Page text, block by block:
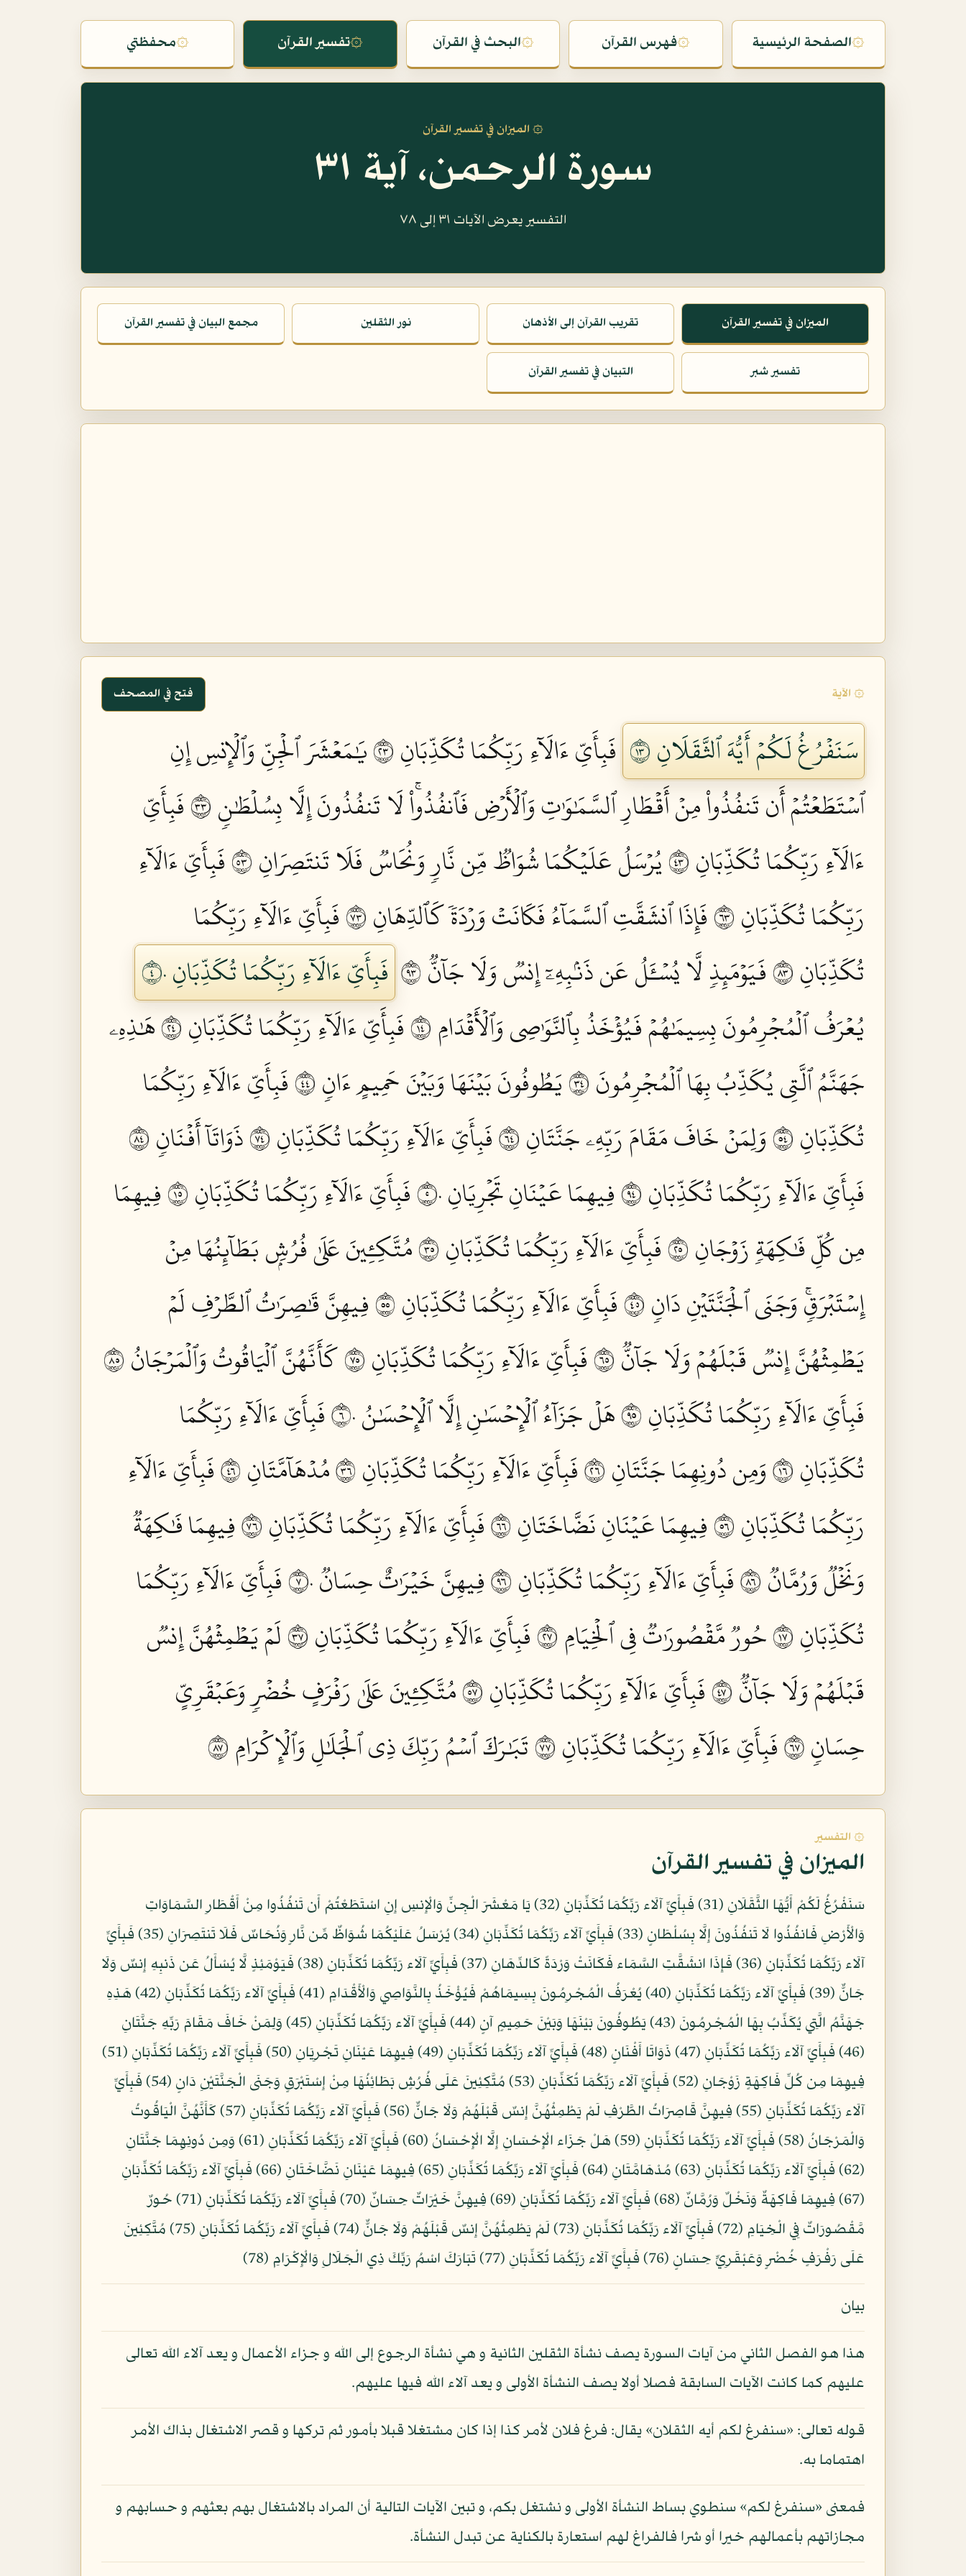
۞الصفحة الرئيسية ۞فهرس القرآن ۞البحث في القرآن ۞تفسير القرآن ۞محفظتي
۞ الميزان في تفسير القرآن
سورة الرحمن، آية ٣١
التفسير يعرض الآيات ٣١ إلى ٧٨
الميزان في تفسير القرآن تقريب القرآن إلى الأذهان نور الثقلين مجمع البيان في تفسير القرآن
تفسير شبر التبيان في تفسير القرآن
۞ الآية فتح في المصحف
سَنَفۡرُغُ لَكُمۡ أَيُّهَ ٱلثَّقَلَانِ ٣١ فَبِأَيِّ ءَالَآءِ رَبِّكُمَا تُكَذِّبَانِ ٣٢
يَٰمَعۡشَرَ ٱلۡجِنِّ وَٱلۡإِنسِ إِنِ
ٱسۡتَطَعۡتُمۡ أَن تَنفُذُواْ مِنۡ أَقۡطَارِ ٱلسَّمَٰوَٰتِ وَٱلۡأَرۡضِ فَٱنفُذُواْۚ لَا تَنفُذُونَ إِلَّا بِسُلۡطَٰنٖ ٣٣
فَبِأَيِّ
ءَالَآءِ رَبِّكُمَا تُكَذِّبَانِ ٣٤
يُرۡسَلُ عَلَيۡكُمَا شُوَاظٞ مِّن نَّارٖ وَنُحَاسٞ فَلَا تَنتَصِرَانِ ٣٥
فَبِأَيِّ ءَالَآءِ
رَبِّكُمَا تُكَذِّبَانِ ٣٦
فَإِذَا ٱنشَقَّتِ ٱلسَّمَآءُ فَكَانَتۡ وَرۡدَةٗ كَٱلدِّهَانِ ٣٧
فَبِأَيِّ ءَالَآءِ رَبِّكُمَا
تُكَذِّبَانِ ٣٨
فَيَوۡمَئِذٖ لَّا يُسۡـَٔلُ عَن ذَنۢبِهِۦٓ إِنسٞ وَلَا جَآنّٞ ٣٩
فَبِأَيِّ ءَالَآءِ رَبِّكُمَا تُكَذِّبَانِ ٤٠
يُعۡرَفُ ٱلۡمُجۡرِمُونَ بِسِيمَٰهُمۡ فَيُؤۡخَذُ بِٱلنَّوَٰصِي وَٱلۡأَقۡدَامِ ٤١
فَبِأَيِّ ءَالَآءِ رَبِّكُمَا تُكَذِّبَانِ ٤٢
هَٰذِهِۦ
جَهَنَّمُ ٱلَّتِي يُكَذِّبُ بِهَا ٱلۡمُجۡرِمُونَ ٤٣
يَطُوفُونَ بَيۡنَهَا وَبَيۡنَ حَمِيمٍ ءَانٖ ٤٤
فَبِأَيِّ ءَالَآءِ رَبِّكُمَا
تُكَذِّبَانِ ٤٥
وَلِمَنۡ خَافَ مَقَامَ رَبِّهِۦ جَنَّتَانِ ٤٦ فَبِأَيِّ ءَالَآءِ رَبِّكُمَا تُكَذِّبَانِ ٤٧
ذَوَاتَآ أَفۡنَانٖ ٤٨
فَبِأَيِّ ءَالَآءِ رَبِّكُمَا تُكَذِّبَانِ ٤٩
فِيهِمَا عَيۡنَانِ تَجۡرِيَانِ ٥٠ فَبِأَيِّ ءَالَآءِ رَبِّكُمَا تُكَذِّبَانِ ٥١
فِيهِمَا
مِن كُلِّ فَٰكِهَةٖ زَوۡجَانِ ٥٢
فَبِأَيِّ ءَالَآءِ رَبِّكُمَا تُكَذِّبَانِ ٥٣
مُتَّكِـِٔينَ عَلَىٰ فُرُشِۭ بَطَآئِنُهَا مِنۡ
إِسۡتَبۡرَقٖۚ وَجَنَى ٱلۡجَنَّتَيۡنِ دَانٖ ٥٤
فَبِأَيِّ ءَالَآءِ رَبِّكُمَا تُكَذِّبَانِ ٥٥
فِيهِنَّ قَٰصِرَٰتُ ٱلطَّرۡفِ لَمۡ
يَطۡمِثۡهُنَّ إِنسٞ قَبۡلَهُمۡ وَلَا جَآنّٞ ٥٦
فَبِأَيِّ ءَالَآءِ رَبِّكُمَا تُكَذِّبَانِ ٥٧
كَأَنَّهُنَّ ٱلۡيَاقُوتُ وَٱلۡمَرۡجَانُ ٥٨
فَبِأَيِّ ءَالَآءِ رَبِّكُمَا تُكَذِّبَانِ ٥٩
هَلۡ جَزَآءُ ٱلۡإِحۡسَٰنِ إِلَّا ٱلۡإِحۡسَٰنُ ٦٠
فَبِأَيِّ ءَالَآءِ رَبِّكُمَا
تُكَذِّبَانِ ٦١
وَمِن دُونِهِمَا جَنَّتَانِ ٦٢ فَبِأَيِّ ءَالَآءِ رَبِّكُمَا تُكَذِّبَانِ ٦٣ مُدۡهَآمَّتَانِ ٦٤
فَبِأَيِّ ءَالَآءِ
رَبِّكُمَا تُكَذِّبَانِ ٦٥
فِيهِمَا عَيۡنَانِ نَضَّاخَتَانِ ٦٦ فَبِأَيِّ ءَالَآءِ رَبِّكُمَا تُكَذِّبَانِ ٦٧
فِيهِمَا فَٰكِهَةٞ
وَنَخۡلٞ وَرُمَّانٞ ٦٨
فَبِأَيِّ ءَالَآءِ رَبِّكُمَا تُكَذِّبَانِ ٦٩ فِيهِنَّ خَيۡرَٰتٌ حِسَانٞ ٧٠
فَبِأَيِّ ءَالَآءِ رَبِّكُمَا
تُكَذِّبَانِ ٧١
حُورٞ مَّقۡصُورَٰتٞ فِي ٱلۡخِيَامِ ٧٢ فَبِأَيِّ ءَالَآءِ رَبِّكُمَا تُكَذِّبَانِ ٧٣
لَمۡ يَطۡمِثۡهُنَّ إِنسٞ
قَبۡلَهُمۡ وَلَا جَآنّٞ ٧٤
فَبِأَيِّ ءَالَآءِ رَبِّكُمَا تُكَذِّبَانِ ٧٥
مُتَّكِـِٔينَ عَلَىٰ رَفۡرَفٍ خُضۡرٖ وَعَبۡقَرِيٍّ
حِسَانٖ ٧٦
فَبِأَيِّ ءَالَآءِ رَبِّكُمَا تُكَذِّبَانِ ٧٧ تَبَٰرَكَ ٱسۡمُ رَبِّكَ ذِي ٱلۡجَلَٰلِ وَٱلۡإِكۡرَامِ ٧٨
۞ التفسير
الميزان في تفسير القرآن
سَنَفْرُغُ لَكُمْ أَيُّهَا الثَّقَلَانِ (31) فَبِأَيِّ آلَاء رَبِّكُمَا تُكَذِّبَانِ (32) يَا مَعْشَرَ الْجِنِّ وَالْإِنسِ إِنِ اسْتَطَعْتُمْ أَن تَنفُذُوا مِنْ أَقْطَارِ السَّمَاوَاتِ
وَالْأَرْضِ فَانفُذُوا لَا تَنفُذُونَ إِلَّا بِسُلْطَانٍ (33) فَبِأَيِّ آلَاء رَبِّكُمَا تُكَذِّبَانِ (34) يُرْسَلُ عَلَيْكُمَا شُوَاظٌ مِّن نَّارٍ وَنُحَاسٌ فَلَا تَنتَصِرَانِ (35) فَبِأَيِّ
آلَاء رَبِّكُمَا تُكَذِّبَانِ (36) فَإِذَا انشَقَّتِ السَّمَاء فَكَانَتْ وَرْدَةً كَالدِّهَانِ (37) فَبِأَيِّ آلَاء رَبِّكُمَا تُكَذِّبَانِ (38) فَيَوْمَئِذٍ لَّا يُسْأَلُ عَن ذَنبِهِ إِنسٌ وَلَا
جَانٌّ (39) فَبِأَيِّ آلَاء رَبِّكُمَا تُكَذِّبَانِ (40) يُعْرَفُ الْمُجْرِمُونَ بِسِيمَاهُمْ فَيُؤْخَذُ بِالنَّوَاصِي وَالْأَقْدَامِ (41) فَبِأَيِّ آلَاء رَبِّكُمَا تُكَذِّبَانِ (42) هَذِهِ
جَهَنَّمُ الَّتِي يُكَذِّبُ بِهَا الْمُجْرِمُونَ (43) يَطُوفُونَ بَيْنَهَا وَبَيْنَ حَمِيمٍ آنٍ (44) فَبِأَيِّ آلَاء رَبِّكُمَا تُكَذِّبَانِ (45) وَلِمَنْ خَافَ مَقَامَ رَبِّهِ جَنَّتَانِ
(46) فَبِأَيِّ آلَاء رَبِّكُمَا تُكَذِّبَانِ (47) ذَوَاتَا أَفْنَانٍ (48) فَبِأَيِّ آلَاء رَبِّكُمَا تُكَذِّبَانِ (49) فِيهِمَا عَيْنَانِ تَجْرِيَانِ (50) فَبِأَيِّ آلَاء رَبِّكُمَا تُكَذِّبَانِ (51)
فِيهِمَا مِن كُلِّ فَاكِهَةٍ زَوْجَانِ (52) فَبِأَيِّ آلَاء رَبِّكُمَا تُكَذِّبَانِ (53) مُتَّكِئِينَ عَلَى فُرُشٍ بَطَائِنُهَا مِنْ إِسْتَبْرَقٍ وَجَنَى الْجَنَّتَيْنِ دَانٍ (54) فَبِأَيِّ
آلَاء رَبِّكُمَا تُكَذِّبَانِ (55) فِيهِنَّ قَاصِرَاتُ الطَّرْفِ لَمْ يَطْمِثْهُنَّ إِنسٌ قَبْلَهُمْ وَلَا جَانٌّ (56) فَبِأَيِّ آلَاء رَبِّكُمَا تُكَذِّبَانِ (57) كَأَنَّهُنَّ الْيَاقُوتُ
وَالْمَرْجَانُ (58) فَبِأَيِّ آلَاء رَبِّكُمَا تُكَذِّبَانِ (59) هَلْ جَزَاء الْإِحْسَانِ إِلَّا الْإِحْسَانُ (60) فَبِأَيِّ آلَاء رَبِّكُمَا تُكَذِّبَانِ (61) وَمِن دُونِهِمَا جَنَّتَانِ
(62) فَبِأَيِّ آلَاء رَبِّكُمَا تُكَذِّبَانِ (63) مُدْهَامَّتَانِ (64) فَبِأَيِّ آلَاء رَبِّكُمَا تُكَذِّبَانِ (65) فِيهِمَا عَيْنَانِ نَضَّاخَتَانِ (66) فَبِأَيِّ آلَاء رَبِّكُمَا تُكَذِّبَانِ
(67) فِيهِمَا فَاكِهَةٌ وَنَخْلٌ وَرُمَّانٌ (68) فَبِأَيِّ آلَاء رَبِّكُمَا تُكَذِّبَانِ (69) فِيهِنَّ خَيْرَاتٌ حِسَانٌ (70) فَبِأَيِّ آلَاء رَبِّكُمَا تُكَذِّبَانِ (71) حُورٌ
مَّقْصُورَاتٌ فِي الْخِيَامِ (72) فَبِأَيِّ آلَاء رَبِّكُمَا تُكَذِّبَانِ (73) لَمْ يَطْمِثْهُنَّ إِنسٌ قَبْلَهُمْ وَلَا جَانٌّ (74) فَبِأَيِّ آلَاء رَبِّكُمَا تُكَذِّبَانِ (75) مُتَّكِئِينَ
عَلَى رَفْرَفٍ خُضْرٍ وَعَبْقَرِيٍّ حِسَانٍ (76) فَبِأَيِّ آلَاء رَبِّكُمَا تُكَذِّبَانِ (77) تَبَارَكَ اسْمُ رَبِّكَ ذِي الْجَلَالِ وَالْإِكْرَامِ (78)
بيان
هذا هو الفصل الثاني من آيات السورة يصف نشأة الثقلين الثانية و هي نشأة الرجوع إلى الله و جزاء الأعمال و يعد آلاء الله تعالى
عليهم كما كانت الآيات السابقة فصلا أولا يصف النشأة الأولى و يعد آلاء الله فيها عليهم.
قوله تعالى: «سنفرغ لكم أيه الثقلان» يقال: فرغ فلان لأمر كذا إذا كان مشتغلا قبلا بأمور ثم تركها و قصر الاشتغال بذاك الأمر
اهتماما به.
فمعنى «سنفرغ لكم» سنطوي بساط النشأة الأولى و نشتغل بكم، و تبين الآيات التالية أن المراد بالاشتغال بهم بعثهم و حسابهم و
مجازاتهم بأعمالهم خيرا أو شرا فالفراغ لهم استعارة بالكناية عن تبدل النشأة.